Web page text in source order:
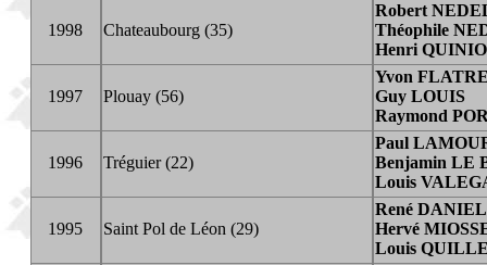
1998 Chateaubourg (35)
Robert
Théophile
Henri
1997 Plouay (56)
Yvon
Guy LOUIS
Raymond
1996 Tréguier (22)
Paul
Benjamin LE
Louis
1995 Saint Pol de Léon (29)
René
Hervé
Louis